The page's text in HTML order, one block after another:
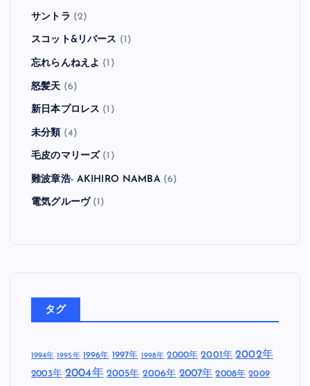
サントラ (2)
スコット&リバース (1)
忘れらんねえよ (1)
怒髪天 (6)
新日本プロレス (1)
未分類 (4)
毛皮のマリーズ (1)
難波章浩- AKIHIRO NAMBA(6)
電気グルーヴ(1)
タグ
1994年 1995年 1996年 1997年 1998年 2000年 2001年 2002年
2003年 2004年 2005年 2006年 2007年 2008年 2009